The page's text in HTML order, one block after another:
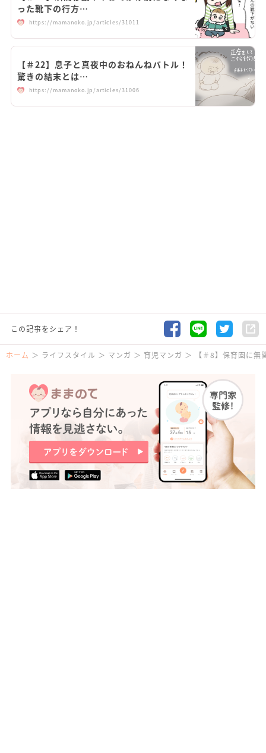
った靴下の行方…
https://mamanoko.jp/articles/31011
【＃22】息子と真夜中のおねんねバトル！
驚きの結末とは…
https://mamanoko.jp/articles/31006
この記事をシェア！
ホーム ライフスタイル マンガ 育児マンガ 【＃8】保育園に